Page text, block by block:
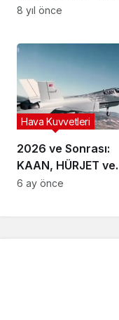
8 yıl önce
2026 ve Sonrası:
KAAN, HÜRJET ve
HÜRKUŞ’ta Kritik
Hava Kuvvetleri
6 ay önce